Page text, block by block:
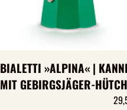
BIALETTI »ALPINA« |
MIT GEBIRGSJÄGER-